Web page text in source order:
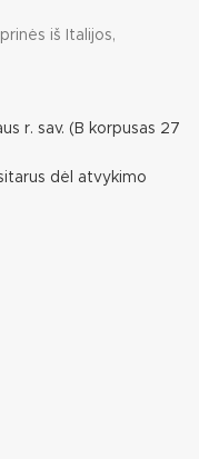
iš Italijos,
r. sav. (B korpusas 27
dėl atvykimo